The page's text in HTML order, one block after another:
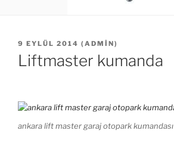
YAYIM
TARIHI
9 EYLÜL 2014 ( ADMIN)
Liftmaster kumanda
ankara lift master garaj otopark kumandası